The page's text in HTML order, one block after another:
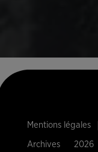
Mentions légales
Archives 2026